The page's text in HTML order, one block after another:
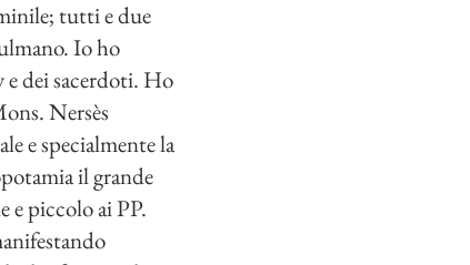
tutti e due
Io ho
dei sacerdoti. Ho
Nersès
e specialmente la
il grande
e piccolo ai PP.